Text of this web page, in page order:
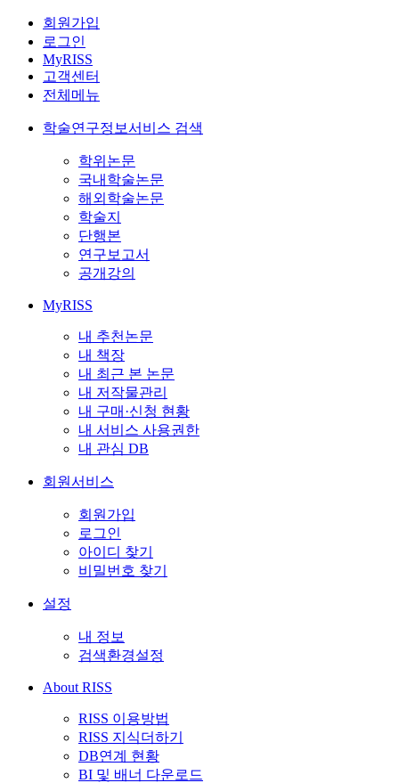
회원가입
로그인
MyRISS
고객센터
전체메뉴
학술연구정보서비스 검색
학위논문
국내학술논문
해외학술논문
학술지
단행본
연구보고서
공개강의
MyRISS
내 추천논문
내 책장
내 최근 본 논문
내 저작물관리
내 구매·신청 현황
내 서비스 사용권한
내 관심 DB
회원서비스
회원가입
로그인
아이디 찾기
비밀번호 찾기
설정
내 정보
검색환경설정
About RISS
RISS 이용방법
RISS 지식더하기
DB연계 현황
BI 및 배너 다운로드